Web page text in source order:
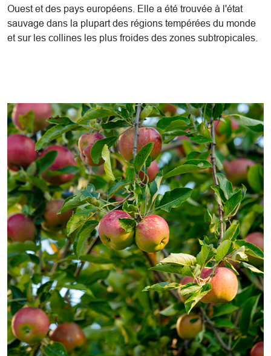
Ouest et des pays européens. Elle a été trouvée à l'état
sauvage dans la plupart des régions tempérées du monde
et sur les collines les plus froides des zones subtropicales.